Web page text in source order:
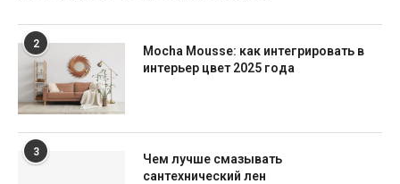
2
Mocha Mousse: как интегрировать в
интерьер цвет 2025 года
3
Чем лучше смазывать
сантехнический лен